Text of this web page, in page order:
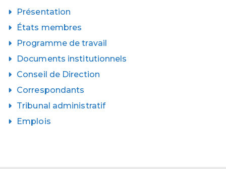
Présentation
États membres
Programme de travail
Documents institutionnels
Conseil de Direction
Correspondants
Tribunal administratif
Emplois